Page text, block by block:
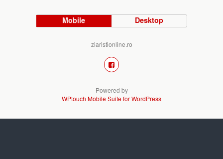
Mobile Desktop
ziaristionline.ro
Powered by
WPtouch Mobile Suite for WordPress